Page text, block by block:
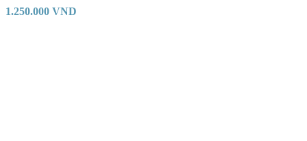
1.250.000 VND